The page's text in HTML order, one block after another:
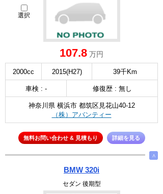
選択
107.8 万円
2000cc 2015(H27) 39千Km
車検 : - 修復歴 : 無し
神奈川県 横浜市 都筑区見花山40-12
（株）アバンティー
無料お問い合わせ & 見積もり 詳細を見る
∧
BMW 320i
セダン 後期型